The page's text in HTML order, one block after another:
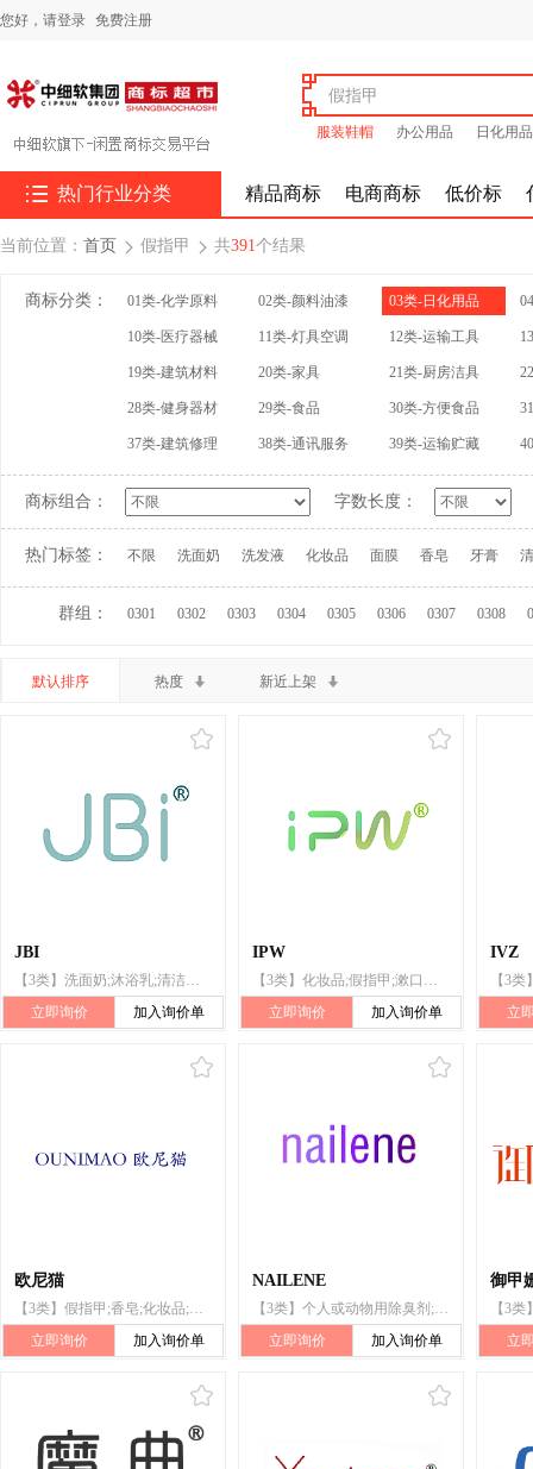
您好， 请登录 免费注册
服装鞋帽 办公用品 日化用品
 热门行业分类 精品商标 电商商标 低价标
当前位置： 首页  假指甲  共391个结果
商标分类： 01类-化学原料 02类-颜料油漆 03类-日化用品
10类-医疗器械 11类-灯具空调 12类-运输工具
19类-建筑材料 20类-家具 21类-厨房洁具
28类-健身器材 29类-食品 30类-方便食品
37类-建筑修理 38类-通讯服务 39类-运输贮藏
商标组合： 字数长度：
热门标签： 不限 洗面奶 洗发液 化妆品 面膜 香皂 牙膏
群组： 0301 0302 0303 0304 0305 0306 0307 0308
默认排序 热度 新近上架
JBI
【3类】洗面奶;沐浴乳;清洁制剂;抛光制剂;香精油;美容面膜;化妆品;假指甲;漱口剂;香
立即询价
加入询价单
IPW
【3类】化妆品;假指甲;漱口剂;香;洗面奶;沐浴乳;清洁制剂;抛光制剂;香精油;美容面膜
立即询价
加入询价单
IVZ
立
欧尼猫
【3类】假指甲;香皂;化妆品;香精油;假指甲片;指甲用化妆品;口香水;美甲闪粉;空气芳香剂;香
立即询价
加入询价单
NAILENE
【3类】个人或动物用除臭剂;梳洗用制剂;化妆品;香;指甲油;假指甲;假睫毛、假发和假指甲用黏合剂
立即询价
加入询价单
御甲
立